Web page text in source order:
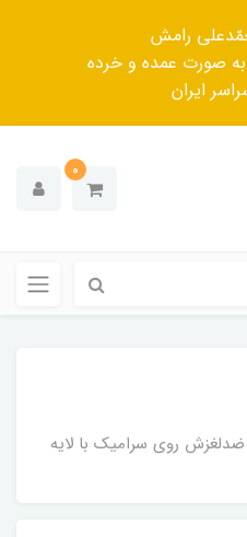
رامش
صورت عمده و خرده
ایران
0
روی سرامیک با لایه